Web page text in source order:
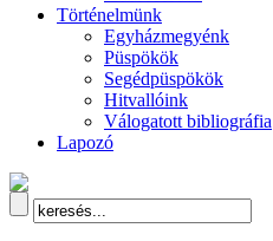
Történelmünk
Egyházmegyénk
Püspökök
Segédpüspökök
Hitvallóink
Válogatott bibliográfia
Lapozó